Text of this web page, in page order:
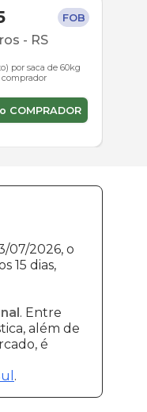
FOB
- RS
por saca de 60kg
COMPRADOR
07/2026, o
15 dias,
. Entre
além de
é
.